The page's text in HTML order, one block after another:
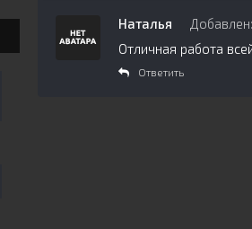
Наталья
Отличная работа
Ответить